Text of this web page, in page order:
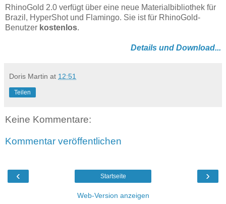
RhinoGold 2.0 verfügt über eine neue Materialbibliothek für
Brazil, HyperShot und Flamingo. Sie ist für RhinoGold-
Benutzer kostenlos.
Details und Download...
Doris Martin at 12:51
Teilen
Keine Kommentare:
Kommentar veröffentlichen
‹ ›
Startseite
Web-Version anzeigen